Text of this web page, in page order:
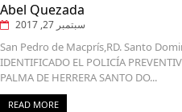
Abel Quezada
سبتمبر 27, 2017
San Pedro de Macprís,RD. Santo
IDENTIFICADO EL POLICÍA
PALMA DE HERRERA SANTO DO...
READ MORE